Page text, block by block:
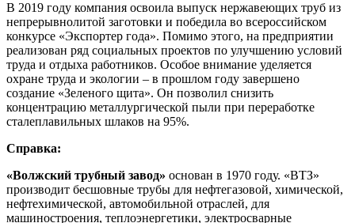
В 2019 году компания освоила выпуск нержавеющих труб из
непрерывнолитой заготовки и победила во всероссийском
конкурсе «Экспортер года». Помимо этого, на предприятии
реализован ряд социальных проектов по улучшению условий
труда и отдыха работников. Особое внимание уделяется
охране труда и экологии – в прошлом году завершено
создание «Зеленого щита». Он позволил снизить
концентрацию металлургической пыли при переработке
сталеплавильных шлаков на 95%.
Справка:
«Волжский трубный завод» основан в 1970 году. «ВТЗ»
производит бесшовные трубы для нефтегазовой, химической,
нефтехимической, автомобильной отраслей, для
машиностроения, теплоэнергетики, электросварные